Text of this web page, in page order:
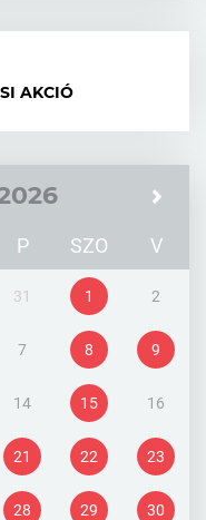
AKCIÓ
P SZO V
31 1 2
7 8 9
14 15 16
21 22 23
28 29 30